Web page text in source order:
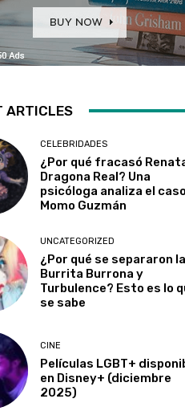
ARTICLES
CELEBRIDADES
¿Por qué fracasó
Dragona Real? Una
psicóloga analiza el
Momo Guzmán
UNCATEGORIZED
¿Por qué se separaron la
Burrita Burrona y
Turbulence? Esto es lo
se sabe
CINE
Películas LGBT+
en Disney+ (diciembre
2025)